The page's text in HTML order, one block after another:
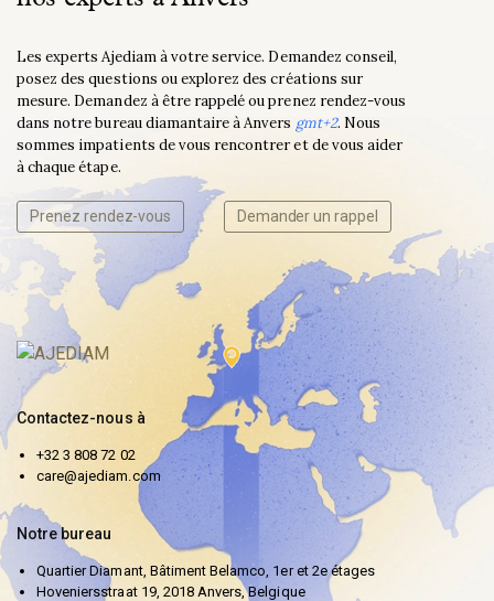
Les experts Ajediam à votre service. Demandez conseil,
posez des questions ou explorez des créations sur
mesure. Demandez à être rappelé ou prenez rendez-vous
dans notre bureau diamantaire à Anvers gmt+2. Nous
sommes impatients de vous rencontrer et de vous aider
à chaque étape.
Prenez rendez-vous Demander un rappel
Contactez-nous à
+32 3 808 72 02
care@ajediam.com
Notre bureau
Quartier Diamant, Bâtiment Belamco, 1er et 2e étages
Hoveniersstraat 19, 2018 Anvers, Belgique